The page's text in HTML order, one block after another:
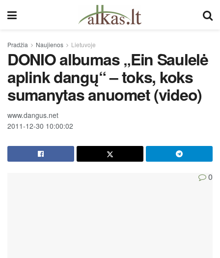
Pradžia Naujienos Lietuvoje
DONIO albumas „Ein Saulelė
aplink dangų“ – toks, koks
sumanytas anuomet (video)
www.dangus.net
2011-12-30 10:00:02
0